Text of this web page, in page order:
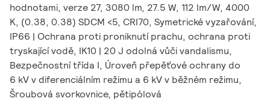
hodnotami, verze 27, 3080 lm, 27.5 W, 112 lm/W, 4000
K, (0.38, 0.38) SDCM <5, CRI70, Symetrické vyzařování,
IP66 | Ochrana proti proniknutí prachu, ochrana proti
tryskající vodě, IK10 | 20 J odolná vůči vandalismu,
Bezpečnostní třída I, Úroveň přepěťové ochrany do
6 kV v diferenciálním režimu a 6 kV v běžném režimu,
Šroubová svorkovnice, pětipólová